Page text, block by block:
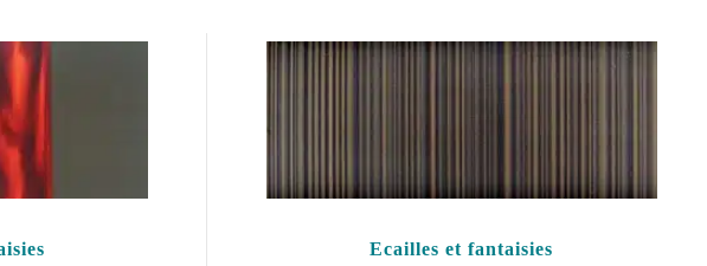
Ecailles et fantaisies